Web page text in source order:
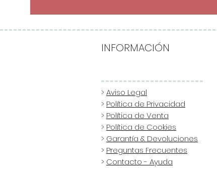
,
0
INFORMACIÓN
>Aviso Legal
> Política de Privacidad
> Política de Venta
> Política de Cookies
> Garantía & Devoluciones
> Preguntas Frecuentes
> Contacto - Ayuda